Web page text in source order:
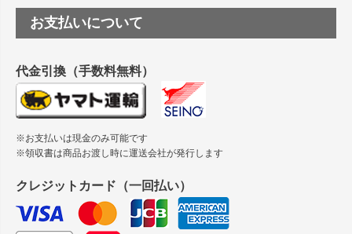
つや消し半透明ラベルのロールタイプはありますか？
縦420mm×横650mmの包装紙に適した紙はありますか？
ップ
お支払いについて
代金引換（手数料無料）
※お支払いは現金のみ可能です
※領収書は商品お渡し時に運送会社が発行します
クレジットカード（一回払い）